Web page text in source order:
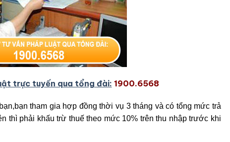
trực tuyến qua tổng đài: 1900.6568
tham gia hợp đồng thời vụ 3 tháng và có tổng mức trả
thì phải khấu trừ thuế theo mức 10% trên thu nhập trước khi